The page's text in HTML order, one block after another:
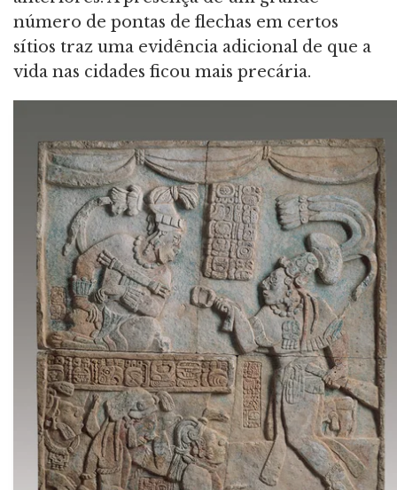
número de pontas de flechas em certos
sítios traz uma evidência adicional de que a
vida nas cidades ficou mais precária.